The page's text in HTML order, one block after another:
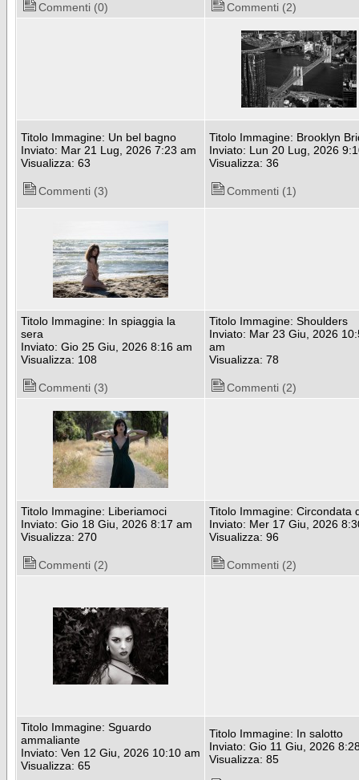
Commenti (0) Commenti (2)
Titolo Immagine: Un bel bagno
Inviato: Mar 21 Lug, 2026 7:23 am
Visualizza: 63
Commenti (3)
Titolo Immagine: Brooklyn
Inviato: Lun 20 Lug, 2026
Visualizza: 36
Commenti (1)
Titolo Immagine: In spiaggia la
sera
Inviato: Gio 25 Giu, 2026 8:16 am
Visualizza: 108
Commenti (3)
Titolo Immagine: Shoulders
Inviato: Mar 23 Giu, 2026
am
Visualizza: 78
Commenti (2)
Titolo Immagine: Liberiamoci
Inviato: Gio 18 Giu, 2026 8:17 am
Visualizza: 270
Commenti (2)
Titolo Immagine: Circondata
Inviato: Mer 17 Giu, 2026
Visualizza: 96
Commenti (2)
Titolo Immagine: Sguardo
ammaliante
Inviato: Ven 12 Giu, 2026 10:10 am
Visualizza: 65
Titolo Immagine: In salotto
Inviato: Gio 11 Giu, 2026
Visualizza: 85